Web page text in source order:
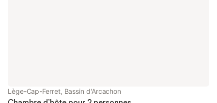
Lège-Cap-Ferret, Bassin d'Arcachon